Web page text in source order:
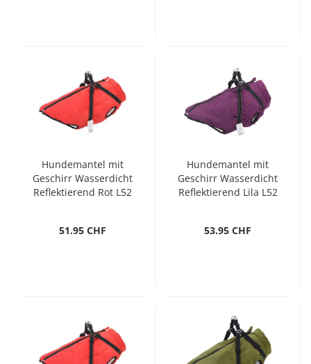
Hundemantel mit
Geschirr Wasserdicht
Reflektierend Rot L52
51.95 CHF
Hundemantel mit
Geschirr Wasserdicht
Reflektierend Lila L52
53.95 CHF